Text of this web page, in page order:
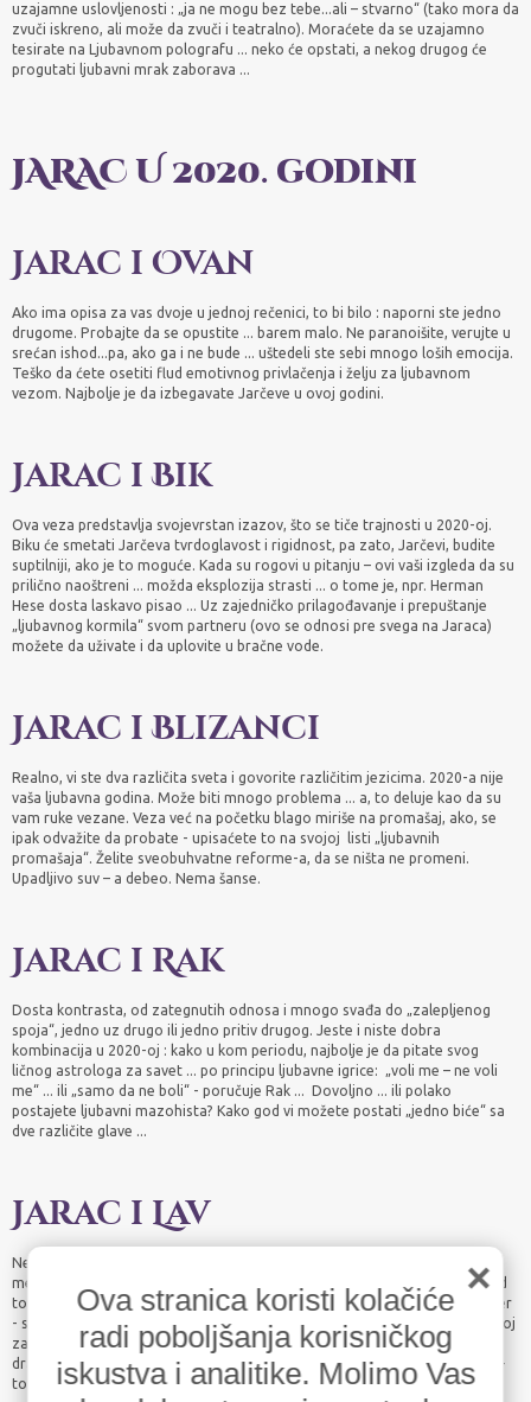
uzajamne uslovljenosti : „ja ne mogu bez tebe...ali – stvarno“ (tako mora da
zvuči iskreno, ali može da zvuči i teatralno). Moraćete da se uzajamno
tesirate na Ljubavnom polografu ... neko će opstati, a nekog drugog će
progutati ljubavni mrak zaborava ...
JARAC U 2020. godini
Jarac i Ovan
Ako ima opisa za vas dvoje u jednoj rečenici, to bi bilo : naporni ste jedno
drugome. Probajte da se opustite ... barem malo. Ne paranoišite, verujte u
srećan ishod...pa, ako ga i ne bude ... uštedeli ste sebi mnogo loših emocija.
Teško da ćete osetiti flud emotivnog privlačenja i želju za ljubavnom
vezom. Najbolje je da izbegavate Jarčeve u ovoj godini.
Jarac i Bik
Ova veza predstavlja svojevrstan izazov, što se tiče trajnosti u 2020-oj.
Biku će smetati Jarčeva tvrdoglavost i rigidnost, pa zato, Jarčevi, budite
suptilniji, ako je to moguće. Kada su rogovi u pitanju – ovi vaši izgleda da su
prilično naoštreni ... možda eksplozija strasti ... o tome je, npr. Herman
Hese dosta laskavo pisao ... Uz zajedničko prilagođavanje i prepuštanje
„ljubavnog kormila“ svom partneru (ovo se odnosi pre svega na Jaraca)
možete da uživate i da uplovite u bračne vode.
Jarac i Blizanci
Realno, vi ste dva različita sveta i govorite različitim jezicima. 2020-a nije
vaša ljubavna godina. Može biti mnogo problema ... a, to deluje kao da su
vam ruke vezane. Veza već na početku blago miriše na promašaj, ako, se
ipak odvažite da probate - upisaćete to na svojoj listi „ljubavnih
promašaja“. Želite sveobuhvatne reforme-a, da se ništa ne promeni.
Upadljivo suv – a debeo. Nema šanse.
Jarac i Rak
Dosta kontrasta, od zategnutih odnosa i mnogo svađa do „zalepljenog
spoja“, jedno uz drugo ili jedno pritiv drugog. Jeste i niste dobra
kombinacija u 2020-oj : kako u kom periodu, najbolje je da pitate svog
ličnog astrologa za savet ... po principu ljubavne igrice: „voli me – ne voli
me“ ... ili „samo da ne boli“ - poručuje Rak ... Dovoljno ... ili polako
postajete ljubavni mazohista? Kako god vi možete postati „jedno biće“ sa
dve različite glave ...
Jarac i Lav
Ne posmatrate budućnost „istim očima“. Kada budete našli ključ da se
međusobno prihvatate sa više tolerancije i ravnopravnosti – biće nešto od
toga ... Nekima ne valja to što su suviše slični. A vama bi to dobro došlo, jer
- suviše ste različiti da bi ste uspeli. Na žalost u ljubavnoj priči vi ste loš spoj
za 2020-u. Ako se po neko i prevari u želji da „proba“ ... brzo može
dramatično i da zaključi „ahhhh .... evo u ime ljubavi dao sam sebi šansu“ –
to je Lav, ili „ovakvu glupost više neću ponoviti“ – a, to je Jarac.
×
Ova stranica koristi kolačiće
radi poboljšanja korisničkog
iskustva i analitike. Molimo Vas